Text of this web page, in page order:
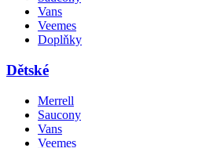
Vans
Veemes
Doplňky
Dětské
Merrell
Saucony
Vans
Veemes